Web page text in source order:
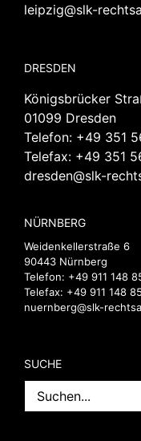
leipzig@slk-
DRESDEN
Königsbrücker
01099 Dresden
Telefon: +49 351
Telefax: +49 351
dresden@slk-
NÜRNBERG
Weidenkellerstraße 6
90443 Nürnberg
Telefon: +49 911 148
Telefax: +49 911 148
nuernberg@slk-
SUCHE
nach: